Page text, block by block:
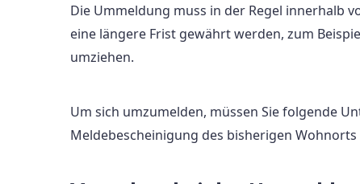
Die Ummeldung muss in der Regel innerhalb
eine längere Frist gewährt werden, zum
umziehen.
Um sich umzumelden, müssen Sie folgende
Meldebescheinigung des bisherigen